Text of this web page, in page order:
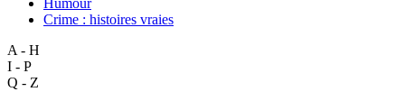
Crime : histoires vraies
A - H
I - P
Q - Z